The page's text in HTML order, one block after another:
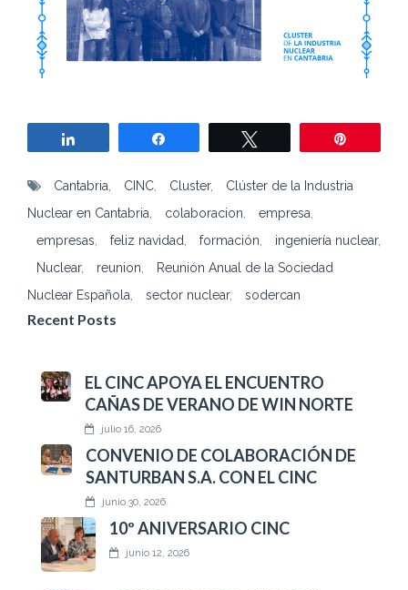
Cantabria, CINC, Cluster,
Clúster de la Industria
Nuclear en Cantabria, colaboracion, empresa,
empresas, feliz navidad, formación, ingeniería nuclear,
Nuclear, reunion,
Reunión Anual de la Sociedad
Nuclear Española, sector nuclear, sodercan
Recent Posts
EL CINC APOYA EL ENCUENTRO
CAÑAS DE VERANO DE WIN NORTE
julio 16, 2026
CONVENIO DE COLABORACIÓN DE
SANTURBAN S.A. CON EL CINC
junio 30, 2026
10º ANIVERSARIO CINC
junio 12, 2026